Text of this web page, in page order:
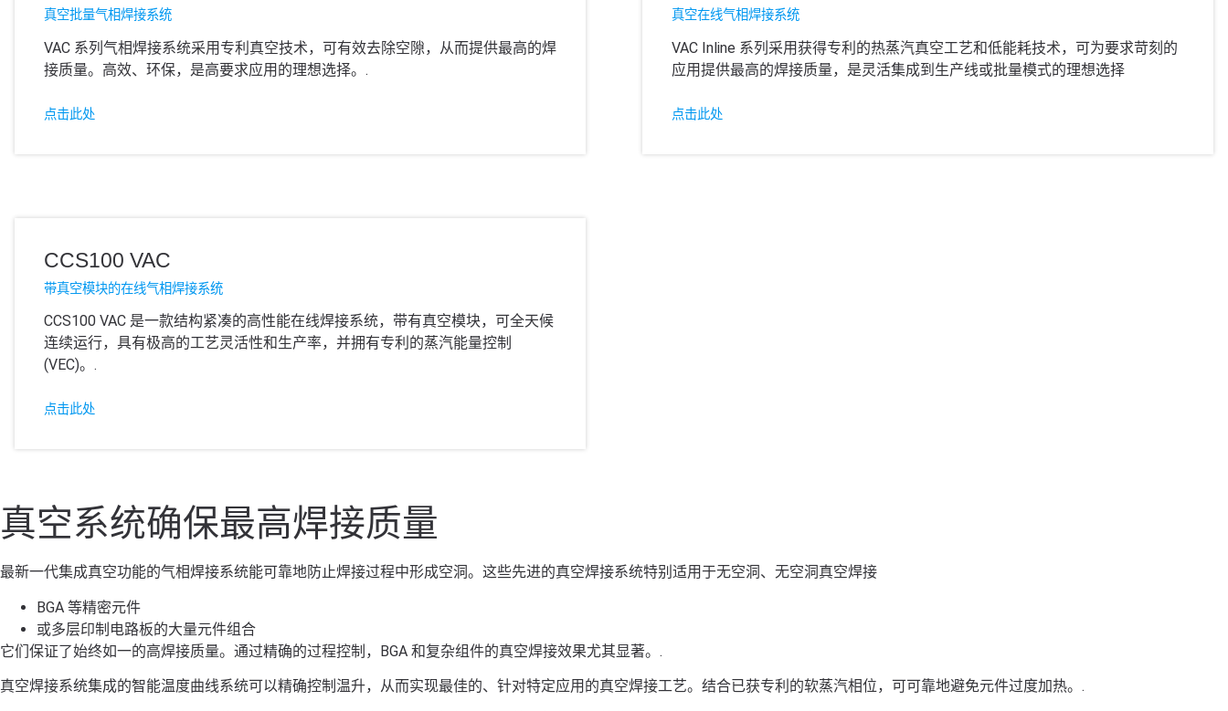
真空批量气相焊接系统
VAC 系列气相焊接系统采用专利真空技术，可有效去除空隙，从而提供最高的焊
接质量。高效、环保，是高要求应用的理想选择。.
点击此处
真空在线气相焊接系统
VAC Inline 系列采用获得专利的热蒸汽真空工艺和低能耗技术，可为要求苛刻的
应用提供最高的焊接质量，是灵活集成到生产线或批量模式的理想选择
点击此处
CCS100 VAC
带真空模块的在线气相焊接系统
CCS100 VAC 是一款结构紧凑的高性能在线焊接系统，带有真空模块，可全天候
连续运行，具有极高的工艺灵活性和生产率，并拥有专利的蒸汽能量控制
(VEC)。.
点击此处
真空系统确保最高焊接质量
最新一代集成真空功能的气相焊接系统能可靠地防止焊接过程中形成空洞。这些先进的真空焊接系统特别适用于无空洞、无空洞真空焊接
BGA 等精密元件
或多层印制电路板的大量元件组合
它们保证了始终如一的高焊接质量。通过精确的过程控制，BGA 和复杂组件的真空焊接效果尤其显著。.
真空焊接系统集成的智能温度曲线系统可以精确控制温升，从而实现最佳的、针对特定应用的真空焊接工艺。结合已获专利的软蒸汽相位，可可靠地避免元件过度加热。.